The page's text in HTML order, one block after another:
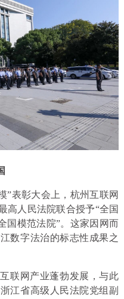
”表彰大会上，杭州互联网
高人民法院联合授予“全国
国模范法院”。这家因网而
数字法治的标志性成果之
联网产业蓬勃发展，与此
江省高级人民法院党组副